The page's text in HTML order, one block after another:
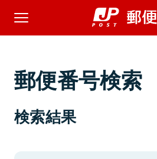
郵便番号検索
検索結果